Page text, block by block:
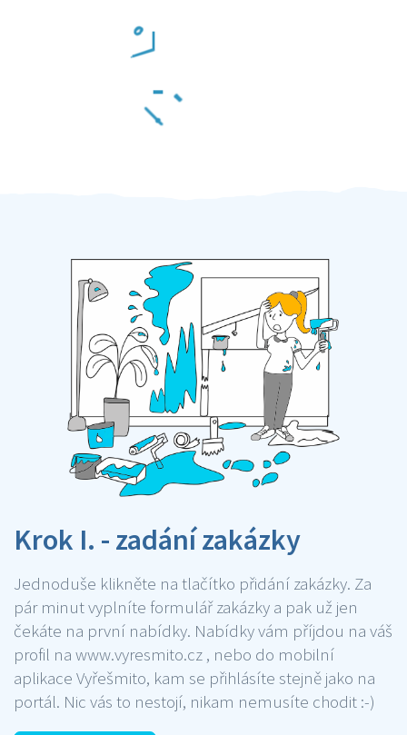
Krok I. - zadání zakázky
Jednoduše klikněte na tlačítko přidání zakázky. Za
pár minut vyplníte formulář zakázky a pak už jen
čekáte na první nabídky. Nabídky vám příjdou na váš
profil na www.vyresmito.cz , nebo do mobilní
aplikace Vyřešmito, kam se přihlásíte stejně jako na
portál. Nic vás to nestojí, nikam nemusíte chodit :-)